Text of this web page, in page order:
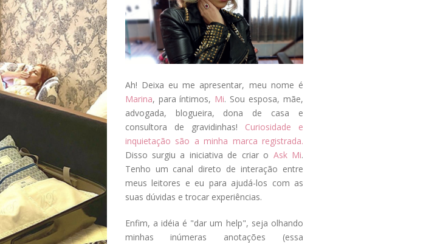
Ah! Deixa eu me apresentar, meu nome é
Marina, para íntimos, Mi. Sou esposa, mãe,
advogada, blogueira, dona de casa e
consultora de gravidinhas! Curiosidade e
inquietação são a minha marca registrada.
Disso surgiu a iniciativa de criar o Ask Mi.
Tenho um canal direto de interação entre
meus leitores e eu para ajudá-los com as
suas dúvidas e trocar experiências.
Enfim, a idéia é "dar um help", seja olhando
minhas inúmeras anotações (essa